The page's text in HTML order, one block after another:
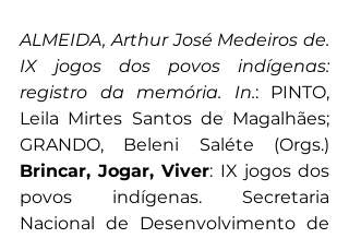
ALMEIDA, Arthur José Medeiros de.
IX jogos dos povos indígenas:
registro da memória. In.: PINTO,
Leila Mirtes Santos de Magalhães;
Brincar, Jogar, Viver: IX jogos dos
povos indígenas. Secretaria
Nacional de Desenvolvimento de